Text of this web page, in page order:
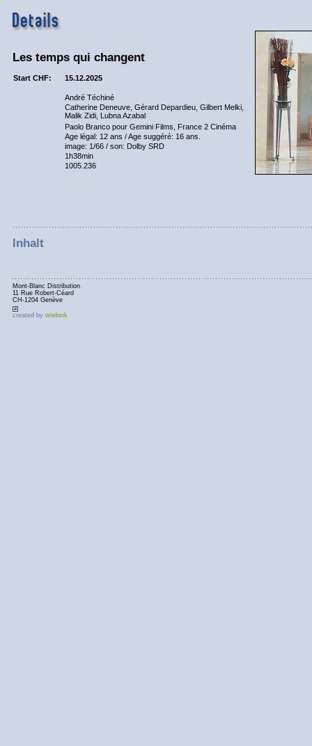
Les temps qui changent
Start CHF: 15.12.2025
André Téchiné
Catherine Deneuve, Gérard Depardieu, Gilbert Melki,
Malik Zidi, Lubna Azabal
Paolo Branco pour Gemini Films, France 2 Cinéma
Age légal: 12 ans / Age suggéré: 16 ans.
image: 1/66 / son: Dolby SRD
1h38min
1005.236
Inhalt
Mont-Blanc Distribution
11 Rue Robert-Céard
CH-1204 Genève
created by onelook